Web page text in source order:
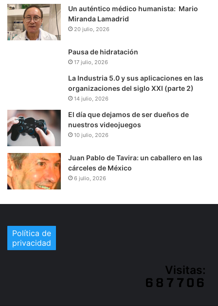
Un auténtico médico humanista: Mario
Miranda Lamadrid
20 julio, 2026
Pausa de hidratación
17 julio, 2026
La Industria 5.0 y sus aplicaciones en las
organizaciones del siglo XXI (parte 2)
14 julio, 2026
El día que dejamos de ser dueños de
nuestros videojuegos
10 julio, 2026
Juan Pablo de Tavira: un caballero en las
cárceles de México
6 julio, 2026
Política de
privacidad
Visitas: